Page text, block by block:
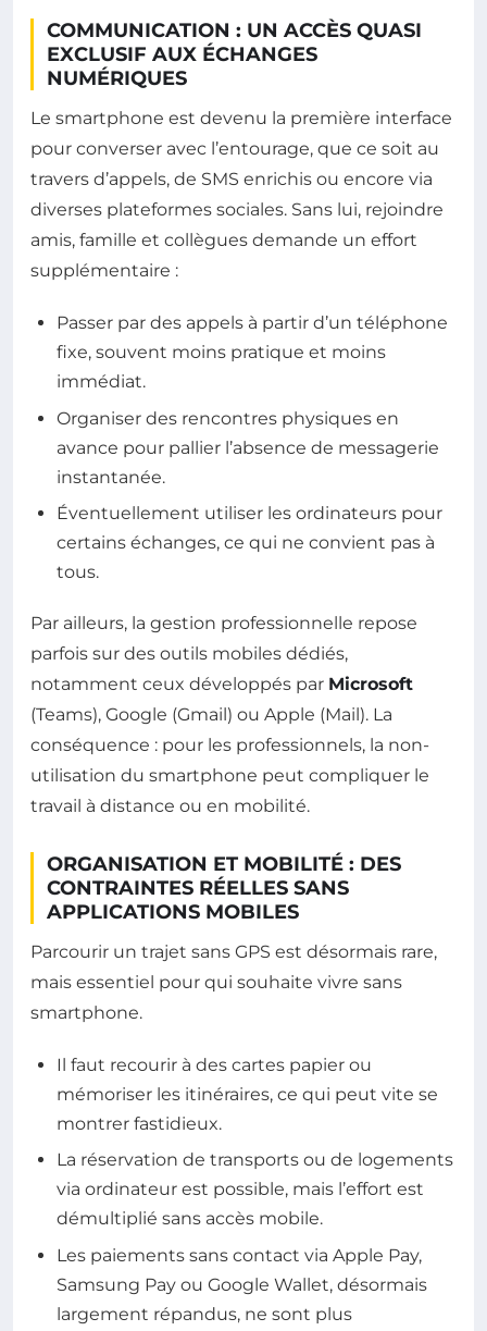
COMMUNICATION : UN ACCÈS QUASI
EXCLUSIF AUX ÉCHANGES
NUMÉRIQUES
Le smartphone est devenu la première interface
pour converser avec l’entourage, que ce soit au
travers d’appels, de SMS enrichis ou encore via
diverses plateformes sociales. Sans lui, rejoindre
amis, famille et collègues demande un effort
supplémentaire :
Passer par des appels à partir d’un téléphone
fixe, souvent moins pratique et moins
immédiat.
Organiser des rencontres physiques en
avance pour pallier l’absence de messagerie
instantanée.
Éventuellement utiliser les ordinateurs pour
certains échanges, ce qui ne convient pas à
tous.
Par ailleurs, la gestion professionnelle repose
parfois sur des outils mobiles dédiés,
notamment ceux développés par Microsoft
(Teams), Google (Gmail) ou Apple (Mail). La
conséquence : pour les professionnels, la non-
utilisation du smartphone peut compliquer le
travail à distance ou en mobilité.
ORGANISATION ET MOBILITÉ : DES
CONTRAINTES RÉELLES SANS
APPLICATIONS MOBILES
Parcourir un trajet sans GPS est désormais rare,
mais essentiel pour qui souhaite vivre sans
smartphone.
Il faut recourir à des cartes papier ou
mémoriser les itinéraires, ce qui peut vite se
montrer fastidieux.
La réservation de transports ou de logements
via ordinateur est possible, mais l’effort est
démultiplié sans accès mobile.
Les paiements sans contact via Apple Pay,
Samsung Pay ou Google Wallet, désormais
largement répandus, ne sont plus